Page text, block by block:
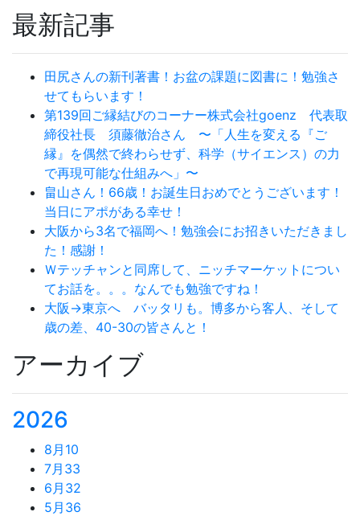
最新記事
田尻さんの新刊著書！お盆の課題に図書に！勉強さ
せてもらいます！
第139回ご縁結びのコーナー株式会社goenz 代表取
締役社長 須藤徹治さん 〜「人生を変える『ご
縁』を偶然で終わらせず、科学（サイエンス）の力
で再現可能な仕組みへ」〜
畠山さん！66歳！お誕生日おめでとうございます！
当日にアポがある幸せ！
大阪から3名で福岡へ！勉強会にお招きいただきまし
た！感謝！
Ｗテッチャンと同席して、ニッチマーケットについ
てお話を。。。なんでも勉強ですね！
大阪→東京へ バッタリも。博多から客人、そして
歳の差、40-30の皆さんと！
アーカイブ
2026
8月 10
7月 33
6月 32
5月 36